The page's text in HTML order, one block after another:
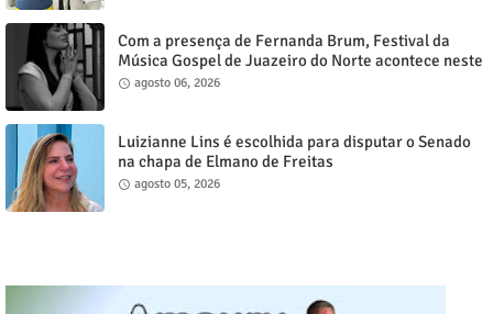
Com a presença de Fernanda Brum, Festival da
Música Gospel de Juazeiro do Norte acontece neste
sábado, 8
agosto 06, 2026
Luizianne Lins é escolhida para disputar o Senado
na chapa de Elmano de Freitas
agosto 05, 2026